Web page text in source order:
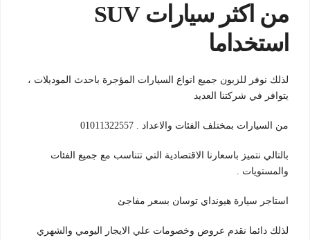
من اكثر سيارات SUV
استخداما
لذلك نوفر للزبون جميع انواع السيارات المؤجرة باحدث الموديلات ،
يتوافر في شركتنا العديد
من السيارات بمختلف الفئات والاعداد . 01011322557
بالتالي نتميز باسعارنا الاقتصادية التي تتناسب مع جميع الفئات
والمستويات .
استاجر سيارة هيونداي توسان بسعر مفاجئ
لذلك دائما نقدم عروض وخصومات علي الايجار اليومي والشهري